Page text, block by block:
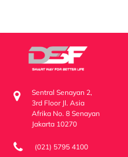
Sentral Senayan 2,
3rd Floor Jl. Asia
Afrika No. 8 Senayan
Jakarta 10270
(021) 5795 4100